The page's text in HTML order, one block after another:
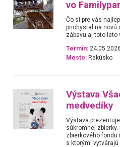
vo
Čo si pre vás
prichystal na novú
zábavu aj toto leto
Termín:
Mesto: Rakúsko
Výstava
medvedíky
Výstava
súkromnej
zbierkového fondu
s ktorými vytvárajú